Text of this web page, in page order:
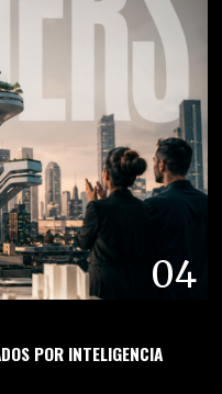
04
POR INTELIGENCIA